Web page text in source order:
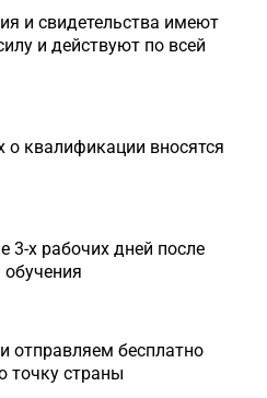
и свидетельства имеют
и действуют по всей
о квалификации вносятся
3-х рабочих дней после
отправляем бесплатно
точку страны